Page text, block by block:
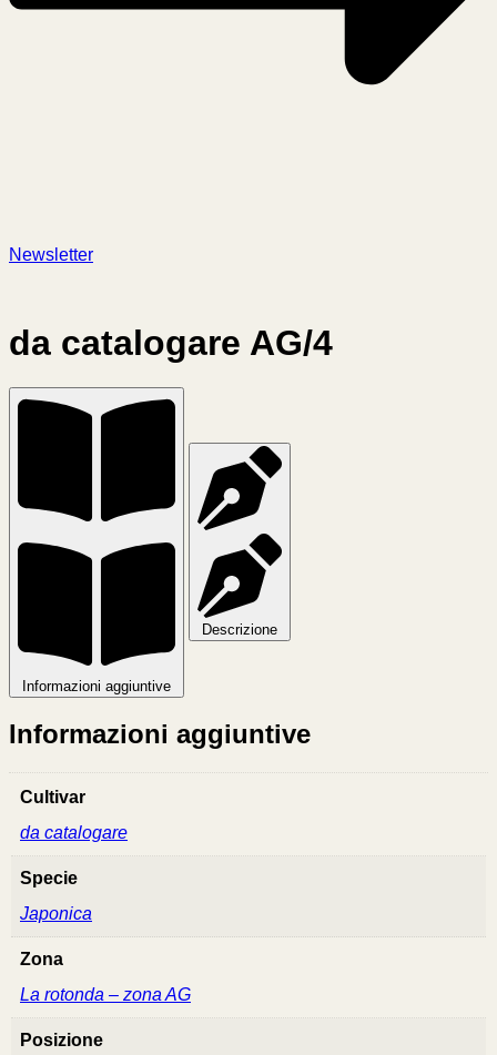
Newsletter
da catalogare AG/4
Informazioni aggiuntive
Descrizione
Informazioni aggiuntive
Cultivar
da catalogare
Specie
Japonica
Zona
La rotonda – zona AG
Posizione